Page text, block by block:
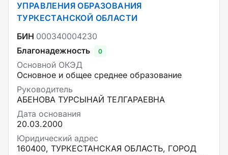
УПРАВЛЕНИЯ ОБРАЗОВАНИЯ
ТУРКЕСТАНСКОЙ ОБЛАСТИ
БИН 000340004230
Благонадежность
0
Основной ОКЭД
Основное и общее среднее образование
Руководитель
АБЕНОВА ТУРСЫНАЙ ТЕЛГАРАЕВНА
Дата основания
20.03.2000
Юридический адрес
160400, ТУРКЕСТАНСКАЯ ОБЛАСТЬ, ГОРОД